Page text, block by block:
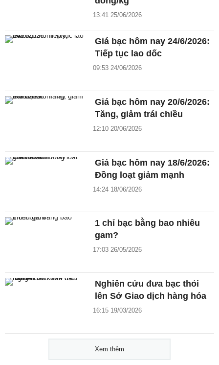
13:41 25/06/2026
Giá bạc hôm nay 24/6/2026:
Tiếp tục lao dốc
09:53 24/06/2026
Giá bạc hôm nay 20/6/2026:
Tăng, giảm trái chiều
12:10 20/06/2026
Giá bạc hôm nay 18/6/2026:
Đồng loạt giảm mạnh
14:24 18/06/2026
1 chỉ bạc bằng bao nhiêu
gam?
17:03 26/05/2026
Nghiên cứu đưa bạc thỏi
lên Sở Giao dịch hàng hóa
16:15 19/03/2026
Xem thêm